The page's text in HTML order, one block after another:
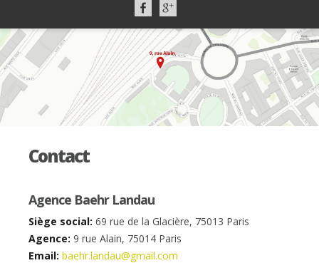
Contact
Agence Baehr Landau
Siège social: 69 rue de la Glacière, 75013 Paris
Agence: 9 rue Alain, 75014 Paris
Email: baehr.landau@gmail.com